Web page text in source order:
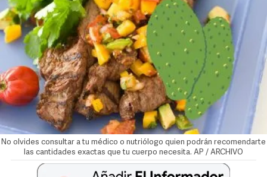
No olvides consultar a tu médico o nutriólogo quien podrán recomendarte
las cantidades exactas que tu cuerpo necesita. AP / ARCHIVO